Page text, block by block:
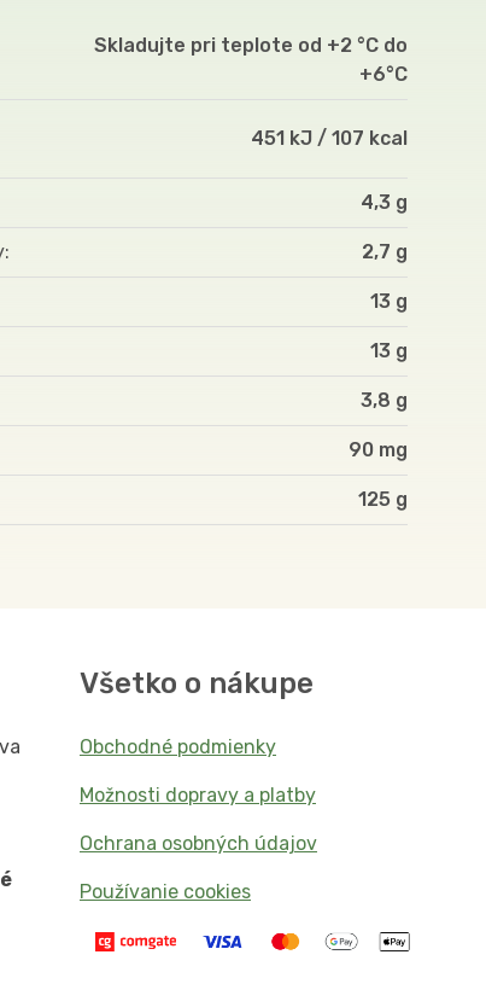
Skladujte pri teplote od +2 °C do
+6°C
451 kJ / 107 kcal
4,3 g
2,7 g
13 g
13 g
3,8 g
90 mg
125
Všetko o nákupe
Obchodné podmienky
Možnosti dopravy a platby
Ochrana osobných údajov
Používanie cookies